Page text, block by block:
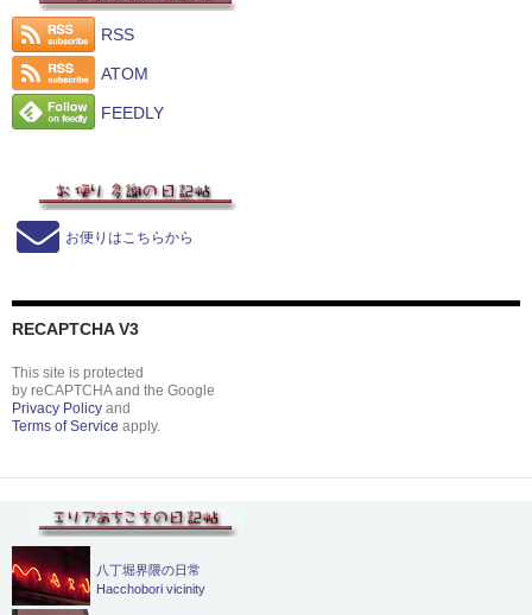
RSS
ATOM
FEEDLY
お便りはこちらから
RECAPTCHA V3
This site is protected
by reCAPTCHA and the Google
Privacy Policy and
Terms of Service apply.
八丁堀界隈の日常
Hacchobori vicinity